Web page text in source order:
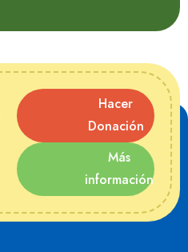
Hacer
Donación
Más
información